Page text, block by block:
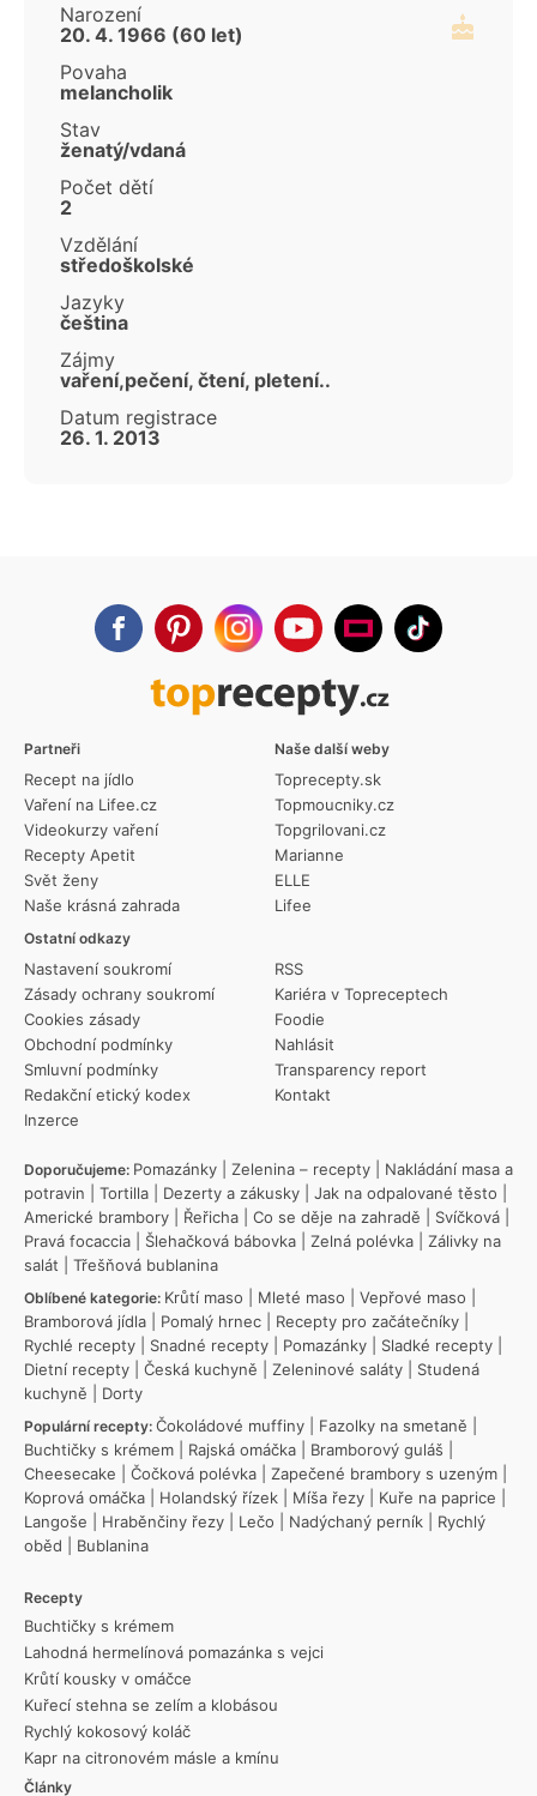
Narození
20. 4. 1966 (60 let)
Povaha
melancholik
Stav
ženatý/vdaná
Počet dětí
2
Vzdělání
středoškolské
Jazyky
čeština
Zájmy
vaření,pečení, čtení, pletení..
Datum registrace
26. 1. 2013
Partneři
Recept na jídlo
Vaření na Lifee.cz
Videokurzy vaření
Recepty Apetit
Svět ženy
Naše krásná zahrada
Ostatní odkazy
Nastavení soukromí
Zásady ochrany soukromí
Cookies zásady
Obchodní podmínky
Smluvní podmínky
Redakční etický kodex
Inzerce
RSS
Kariéra v Topreceptech
Foodie
Nahlásit
Transparency report
Kontakt
Naše další weby
Toprecepty.sk
Topmoucniky.cz
Topgrilovani.cz
Marianne
ELLE
Lifee
Doporučujeme: Pomazánky Zelenina – recepty
Nakládání masa a
potravin
Tortilla Dezerty a zákusky Jak na odpalované těsto
Americké brambory
Řeřicha Co se děje na zahradě Svíčková
Pravá focaccia
Šlehačková bábovka Zelná polévka
Zálivky na
salát
Třešňová bublanina
Oblíbené kategorie: Krůtí maso Mleté maso Vepřové maso
Bramborová jídla
Pomalý hrnec Recepty pro začátečníky
Rychlé recepty
Snadné recepty Pomazánky Sladké recepty
Dietní recepty
Česká kuchyně Zeleninové saláty
Studená
kuchyně
Dorty
Populární recepty: Čokoládové muffiny Fazolky na smetaně
Buchtičky s krémem
Rajská omáčka Bramborový guláš
Cheesecake
Čočková polévka Zapečené brambory s uzeným
Koprová omáčka
Holandský řízek Míša řezy Kuře na paprice
Langoše
Hraběnčiny řezy Lečo Nadýchaný perník
Rychlý
oběd
Bublanina
Recepty
Buchtičky s krémem
Lahodná hermelínová pomazánka s vejci
Krůtí kousky v omáčce
Kuřecí stehna se zelím a klobásou
Rychlý kokosový koláč
Kapr na citronovém másle a kmínu
Články